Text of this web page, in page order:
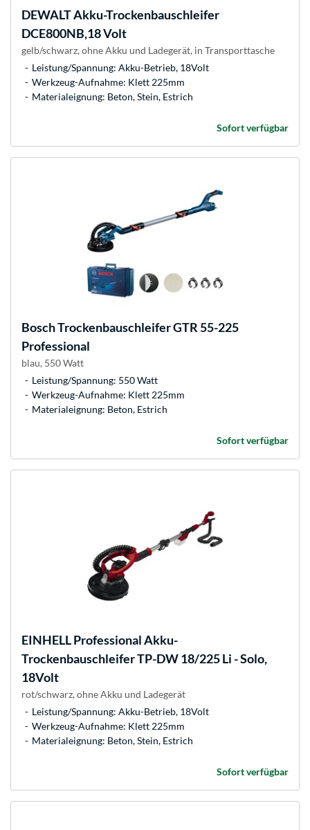
DEWALTAkku-Trockenbauschleifer
DCE800NB,18 Volt
gelb/schwarz, ohne Akku und Ladegerät, in Transporttasche
Leistung/Spannung: Akku-Betrieb, 18Volt
Werkzeug-Aufnahme: Klett 225mm
Materialeignung: Beton, Stein, Estrich
Sofort verfügbar
BoschTrockenbauschleifer GTR 55-225
Professional
blau, 550 Watt
Leistung/Spannung: 550 Watt
Werkzeug-Aufnahme: Klett 225mm
Materialeignung: Beton, Estrich
Sofort verfügbar
EINHELLProfessional Akku-
Trockenbauschleifer TP-DW 18/225 Li - Solo,
18Volt
rot/schwarz, ohne Akku und Ladegerät
Leistung/Spannung: Akku-Betrieb, 18Volt
Werkzeug-Aufnahme: Klett 225mm
Materialeignung: Beton, Stein, Estrich
Sofort verfügbar